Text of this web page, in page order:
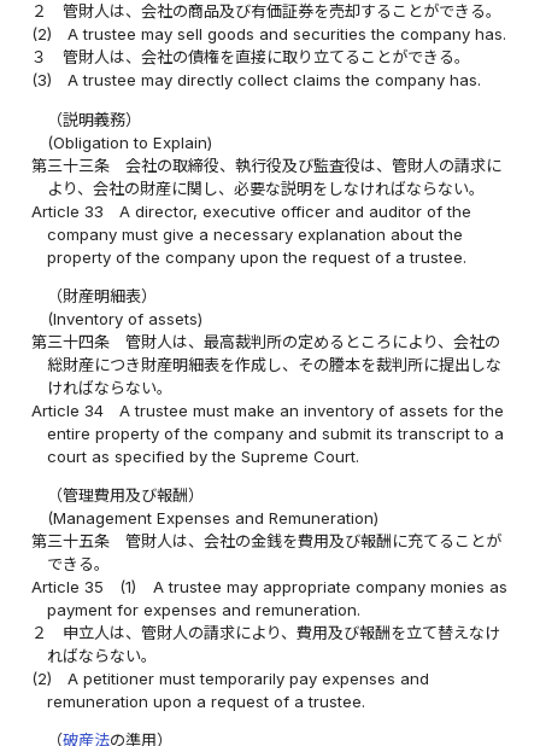
２
管財人は、会社の商品及び有価証券を売却することができる。
(2)
A trustee may sell goods and securities the company has.
３
管財人は、会社の債権を直接に取り立てることができる。
(3)
A trustee may directly collect claims the company has.
（説明義務）
(Obligation to Explain)
第三十三条
会社の取締役、執行役及び監査役は、管財人の請求に
より、会社の財産に関し、必要な説明をしなければならない。
Article 33
A director, executive officer and auditor of the
company must give a necessary explanation about the
property of the company upon the request of a trustee.
（財産明細表）
(Inventory of assets)
第三十四条
管財人は、最高裁判所の定めるところにより、会社の
総財産につき財産明細表を作成し、その謄本を裁判所に提出しな
ければならない。
Article 34
A trustee must make an inventory of assets for the
entire property of the company and submit its transcript to a
court as specified by the Supreme Court.
（管理費用及び報酬）
(Management Expenses and Remuneration)
第三十五条
管財人は、会社の金銭を費用及び報酬に充てることが
できる。
Article 35
(1)
A trustee may appropriate company monies as
payment for expenses and remuneration.
２
申立人は、管財人の請求により、費用及び報酬を立て替えなけ
ればならない。
(2)
A petitioner must temporarily pay expenses and
remuneration upon a request of a trustee.
（破産法の準用）